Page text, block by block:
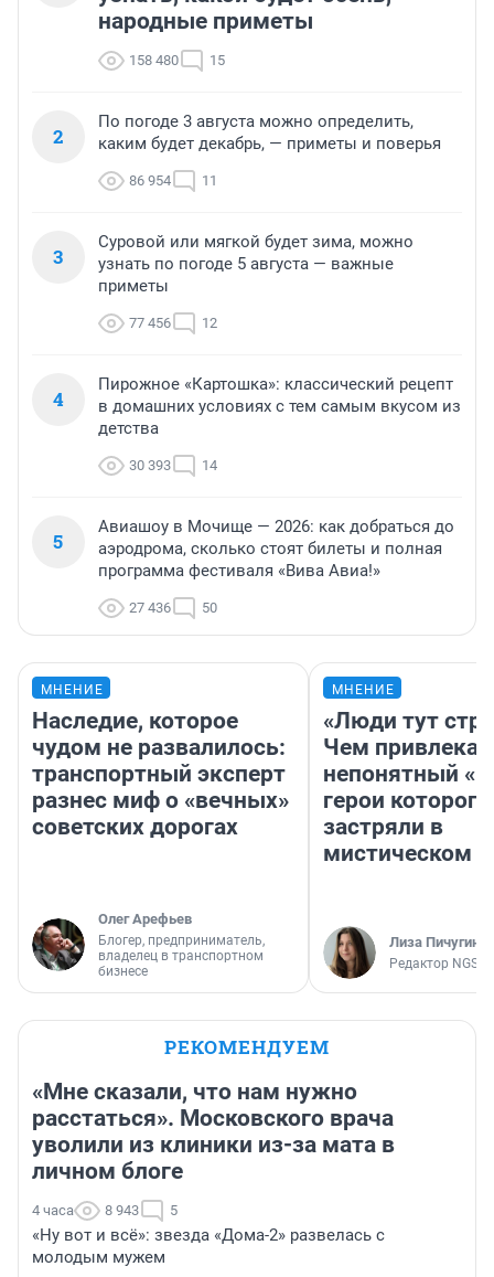
народные приметы
158 480 15
2
По погоде 3 августа можно определить,
каким будет декабрь, — приметы и поверья
86 954 11
3
Суровой или мягкой будет зима, можно
узнать по погоде 5 августа — важные
приметы
77 456 12
4
Пирожное «Картошка»: классический рецепт
в домашних условиях с тем самым вкусом из
детства
30 393 14
5
Авиашоу в Мочище — 2026: как добраться до
аэродрома, сколько стоят билеты и полная
программа фестиваля «Вива Авиа!»
27 436 50
МНЕНИЕ
Наследие, которое
чудом не развалилось:
транспортный эксперт
разнес миф о «вечных»
советских дорогах
Олег Арефьев
Блогер, предприниматель,
владелец в транспортном
бизнесе
МНЕНИЕ
«Люди тут
Чем
непонятный
герои которого
застряли в
мистическом
Лиза Пичугина
Редактор
РЕКОМЕНДУЕМ
«Мне сказали, что нам нужно
расстаться». Московского врача
уволили из клиники из-за мата в
личном блоге
4 часа 8 943 5
«Ну вот и всё»: звезда «Дома-2» развелась с
молодым мужем